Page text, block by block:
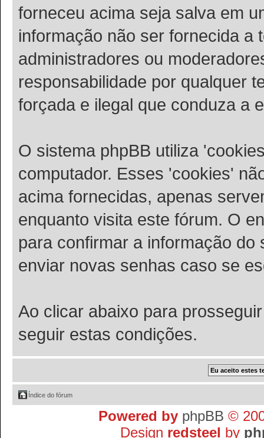
forneceu acima seja salva em
informação não ser fornecida a
administradores ou
responsabilidade por qualquer
forçada e ilegal que conduza a
O sistema phpBB utiliza
computador. Esses 'cookies'
acima fornecidas, apenas
enquanto visita este fórum. O
para confirmar a informação
enviar novas senhas caso se
Ao clicar abaixo para
seguir estas condições.
Índice do fórum
Powered by phpBB ©
Design redsteel by